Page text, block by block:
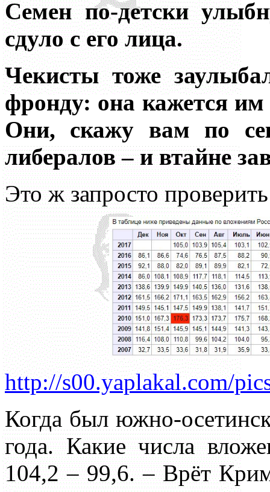
Семен по-детски
сдуло с его лица.
Чекисты тоже
фронду: она кажется им
Они, скажу вам по
либералов – и втайне
Это ж запросто
http://s00.yaplakal.com/
Когда был южно-
года. Какие числа
104,2 – 99,6. – Врёт